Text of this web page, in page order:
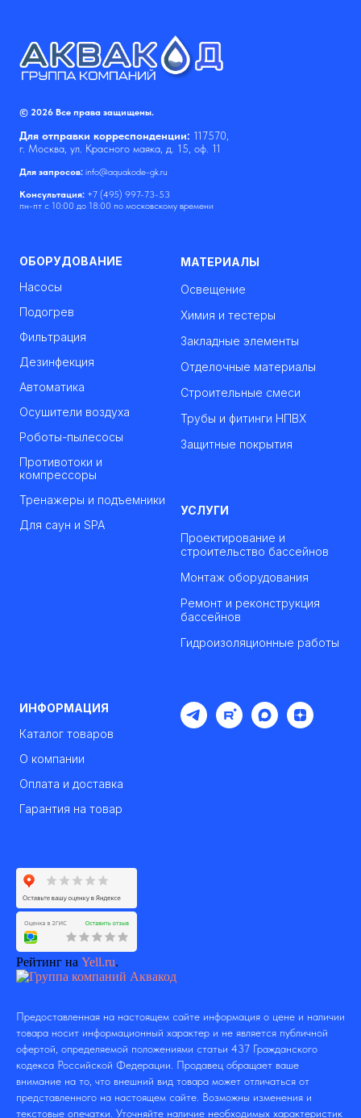
© 2026 Все права защищены.
Для отправки корреспонденции: 117570,
г. Москва, ул. Красного маяка, д. 15, оф. 11
Для запросов: info@aquakode-gk.ru
Консультация: +7 (495) 997-73-53
пн-пт с 10:00 до 18:00 по московскому времени
ОБОРУДОВАНИЕ
Насосы
Подогрев
Фильтрация
Дезинфекция
Автоматика
Осушители воздуха
Роботы-пылесосы
Противотоки и
компрессоры
Тренажеры и подъемники
Для саун и SPA
МАТЕРИАЛЫ
Освещение
Химия и тестеры
Закладные элементы
Отделочные материалы
Строительные смеси
Трубы и фитинги НПВХ
Защитные покрытия
УСЛУГИ
Проектирование и
строительство бассейнов
Монтаж оборудования
Ремонт и реконструкция
бассейнов
Гидроизоляционные работы
ИНФОРМАЦИЯ
Каталог товаров
О компании
Оплата и доставка
Гарантия на товар
Рейтинг на Yell.ru.
Предоставленная на настоящем сайте информация о цене и наличии
товара носит информационный характер и не является публичной
офертой, определяемой положениями статьи 437 Гражданского
кодекса Российской Федерации. Продавец обращает ваше
внимание на то, что внешний вид товара может отличаться от
представленного на настоящем сайте. Возможны изменения и
текстовые опечатки. Уточняйте наличие необходимых характеристик